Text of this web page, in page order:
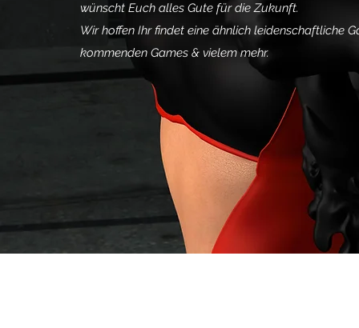
wünscht Euch alles Gute für die Zukunft.
Wir hoffen Ihr findet eine ähnlich leidenschaftliche
kommenden Games & vielem mehr.